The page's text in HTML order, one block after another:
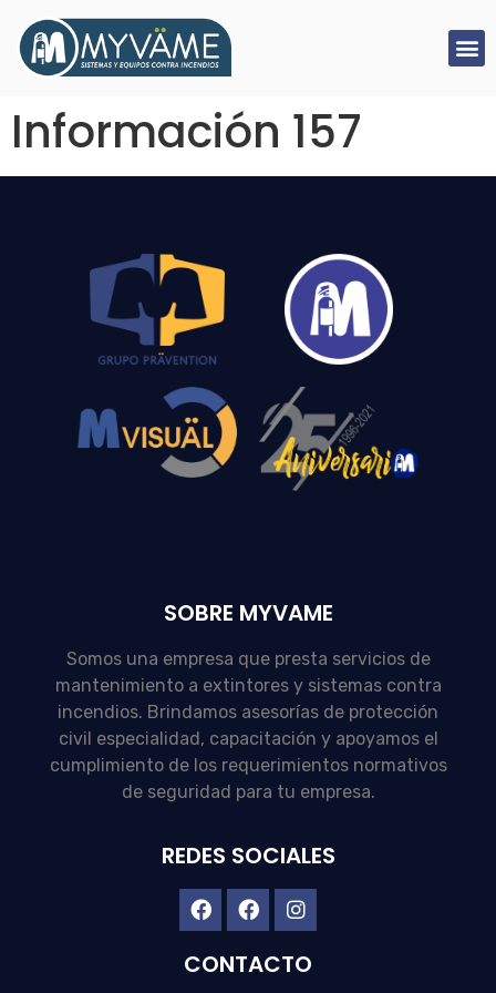
Información 157
SOBRE MYVAME
Somos una empresa que presta servicios de
mantenimiento a extintores y sistemas contra
incendios. Brindamos asesorías de protección
civil especialidad, capacitación y apoyamos el
cumplimiento de los requerimientos normativos
de seguridad para tu empresa.
REDES SOCIALES
CONTACTO